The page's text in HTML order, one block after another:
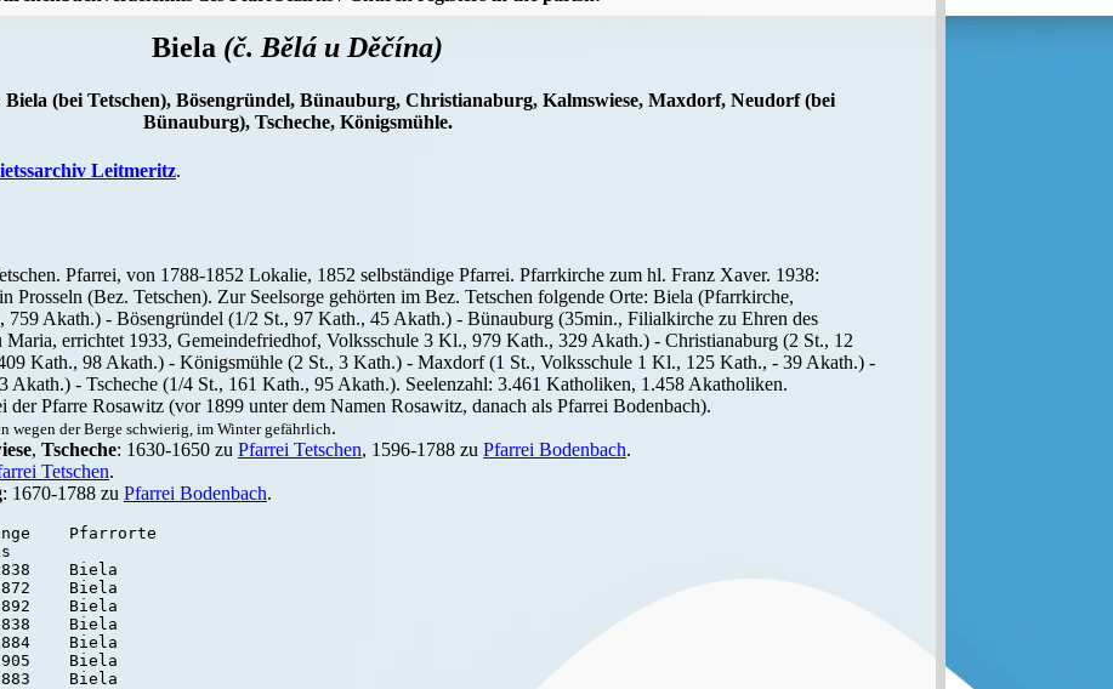
Biela (č. Bělá u Děčína)
(bei Tetschen), Bösengründel, Bünauburg, Christianaburg, Kalmswiese, Maxdorf, Neudorf (bei
Bünauburg), Tscheche, Königsmühle.
Leitmeritz.
Pfarrei, von 1788-1852 Lokalie, 1852 selbständige Pfarrei. Pfarrkirche zum hl. Franz Xaver. 1938:
Prosseln (Bez. Tetschen). Zur Seelsorge gehörten im Bez. Tetschen folgende Orte: Biela (Pfarrkirche,
Akath.) - Bösengründel (1/2 St., 97 Kath., 45 Akath.) - Bünauburg (35min., Filialkirche zu Ehren des
Maria, errichtet 1933, Gemeindefriedhof, Volksschule 3 Kl., 979 Kath., 329 Akath.) - Christianaburg (2 St., 12
Kath., 98 Akath.) - Königsmühle (2 St., 3 Kath.) - Maxdorf (1 St., Volksschule 1 Kl., 125 Kath., - 39 Akath.) -
Akath.) - Tscheche (1/4 St., 161 Kath., 95 Akath.). Seelenzahl: 3.461 Katholiken, 1.458 Akatholiken.
der Pfarre Rosawitz (vor 1899 unter dem Namen Rosawitz, danach als Pfarrei Bodenbach).
wegen der Berge schwierig, im Winter gefährlich.
, Tscheche: 1630-1650 zu Pfarrei Tetschen, 1596-1788 zu Pfarrei Bodenbach.
Tetschen.
: 1670-1788 zu Pfarrei Bodenbach.
Pfarrorte
Biela
Biela
Biela
Biela
Biela
Biela
Biela